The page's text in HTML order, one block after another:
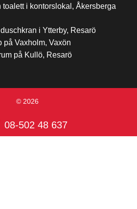
toalett i kontorslokal, Åkersberga
i Ytterby, Resarö
på Vaxholm, Vaxön
på Kullö, Resarö
© 2026
08-502 48 637